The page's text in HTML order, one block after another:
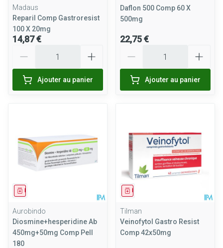
Madaus
Reparil Comp Gastroresist
100 X 20mg
14,87 €
Ajouter au panier
Daflon 500 Comp 60 X
500mg
22,75 €
Ajouter au panier
Aurobindo
Diosmine+hesperidine Ab
450mg+50mg Comp Pell
180
Tilman
Veinofytol Gastro Resist
Comp 42x50mg